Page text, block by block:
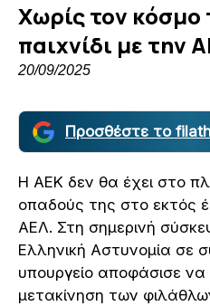
Χωρίς τον κόσμο
παιχνίδι με την
20/09/2025
Προσθέστε το
Η ΑΕΚ δεν θα έχει στο
οπαδούς της στο εκτός
ΑΕΛ. Στη σημερινή
Ελληνική Αστυνομία σε
υπουργείο αποφάσισε να
μετακίνηση των